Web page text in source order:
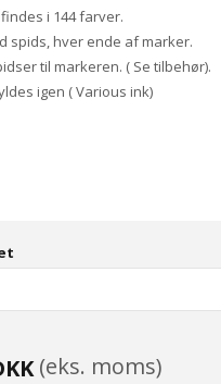
i 144 farver.
spids, hver ende af marker.
til markeren. ( Se tilbehør).
igen ( Various ink)
(eks. moms)